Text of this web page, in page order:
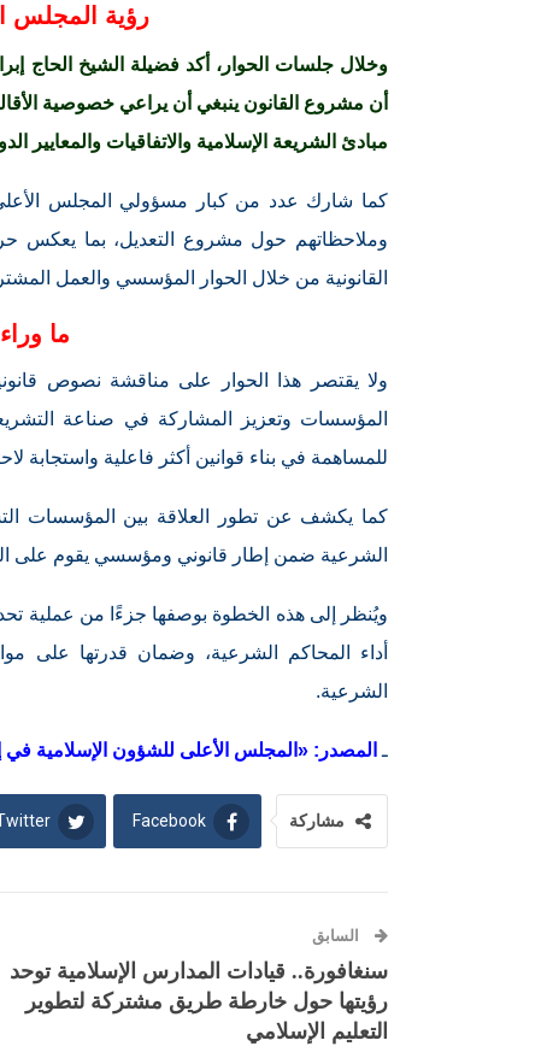
رؤية المجلس
وخلال جلسات الحوار، أكد فضيلة الشيخ الحاج
أن مشروع القانون ينبغي أن يراعي خصوصية
مبادئ الشريعة الإسلامية والاتفاقيات والمعايير
كما شارك عدد من كبار مسؤولي المجلس الأعلى
وملاحظاتهم حول مشروع التعديل، بما يعكس
القانونية من خلال الحوار المؤسسي والعمل
ما
ولا يقتصر هذا الحوار على مناقشة نصوص
المؤسسات وتعزيز المشاركة في صناعة
للمساهمة في بناء قوانين أكثر فاعلية واستجابة
كما يكشف عن تطور العلاقة بين المؤسسات
الشرعية ضمن إطار قانوني ومؤسسي يقوم على
ويُنظر إلى هذه الخطوة بوصفها جزءًا من عملية
أداء المحاكم الشرعية، وضمان قدرتها على
الشرعية.
ـ المصدر: «المجلس الأعلى للشؤون الإسلامية في
مشاركة Facebook
السابق
سنغافورة.. قيادات المدارس الإسلامية توحد
رؤيتها حول خارطة طريق مشتركة لتطوير
التعليم الإسلامي